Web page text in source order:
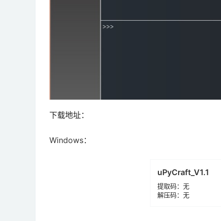
下载地址：
Windows：
uPyCraft_V1.1
提取码：无
解压码：无